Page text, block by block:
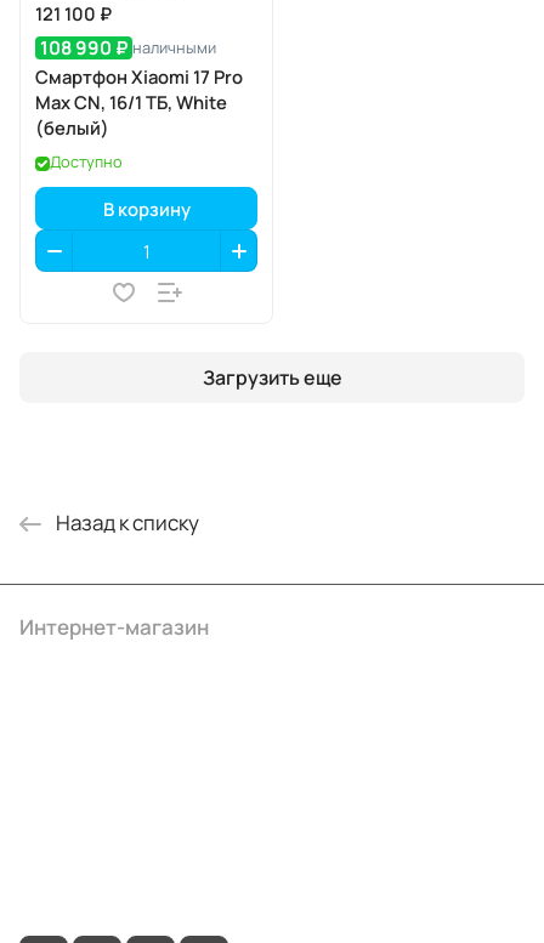
121 100 ₽
108 990 ₽ наличными
Смартфон Xiaomi 17 Pro
Max CN, 16/1 ТБ, White
(белый)
Доступно
В корзину
Загрузить еще
Назад к списку
Интернет-магазин